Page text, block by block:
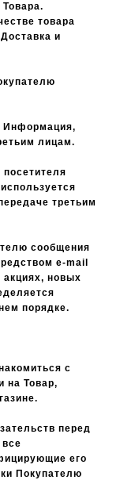
товара
и
Информация,
лицам.
третьим
сообщения
e-mail
новых
порядке.
с
на Товар,
перед
его
Покупателю